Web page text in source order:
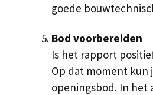
goede
Bod voorbereiden
Is het rapport
Op dat moment kun
openingsbod. In het